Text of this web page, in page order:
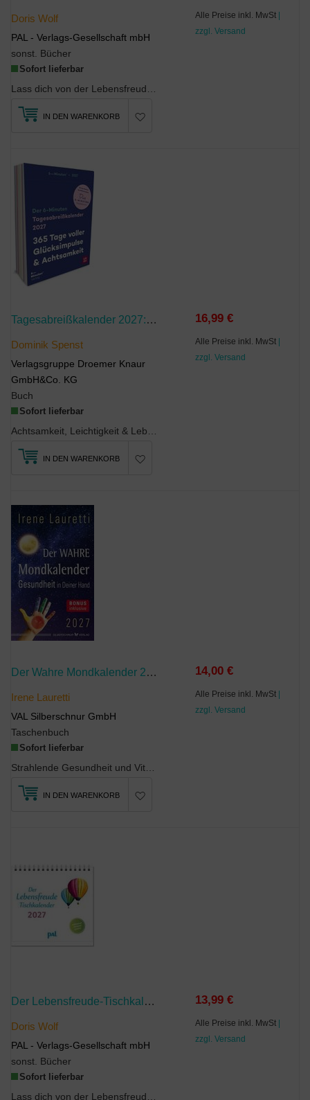
Doris Wolf
PAL - Verlags-Gesellschaft mbH
sonst. Bücher
Sofort lieferbar
Alle Preise inkl. MwSt |
zzgl. Versand
IN DEN WARENKORB
Tagesabreißkalender 2027: 6-Minuten
Dominik Spenst
Verlagsgruppe Droemer Knaur
GmbH&Co. KG
Buch
Sofort lieferbar
16,99 €
Alle Preise inkl. MwSt |
zzgl. Versand
IN DEN WARENKORB
Der Wahre Mondkalender 2027
Irene Lauretti
VAL Silberschnur GmbH
Taschenbuch
Sofort lieferbar
14,00 €
Alle Preise inkl. MwSt |
zzgl. Versand
IN DEN WARENKORB
Der Lebensfreude-Tischkalender 2027
Doris Wolf
PAL - Verlags-Gesellschaft mbH
sonst. Bücher
Sofort lieferbar
13,99 €
Alle Preise inkl. MwSt |
zzgl. Versand